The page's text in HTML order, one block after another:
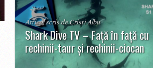
Articol scris de Cristi Albu
Shark Dive TV – Față în față cu
rechinii-taur și rechinii-ciocan
În primul episod din Shark Dive TV,